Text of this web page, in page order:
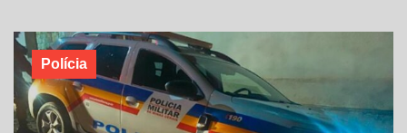
Polícia